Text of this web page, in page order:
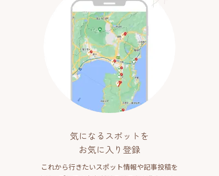
気になるスポットを
お気に入り登録
これから行きたいスポット情報や記事投稿を